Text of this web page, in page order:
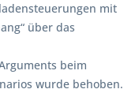
mit
über das
beim
wurde behoben.